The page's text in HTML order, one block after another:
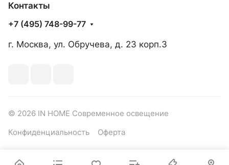
Контакты
+7 (495) 748-99-77
г. Москва, ул. Обручева, д. 23 корп.3
© 2026 IN HOME Современное освещение
Конфиденциальность Оферта